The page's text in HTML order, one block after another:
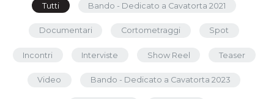
Tutti Bando - Dedicato a Cavatorta 2021
Documentari Cortometraggi Spot
Incontri Interviste Show Reel Teaser
Video Bando - Dedicato a Cavatorta 2023